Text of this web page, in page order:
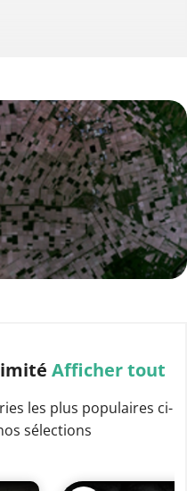
Afficher tout
les plus populaires ci-
sélections